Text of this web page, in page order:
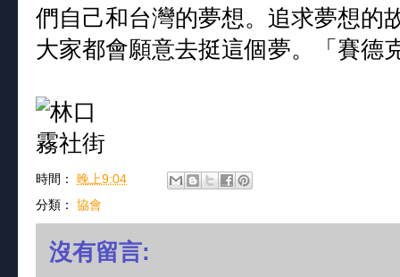
們自己和台灣的夢想。追求夢想的
大家都會願意去挺這個夢。「賽德
時間： 晚上9:04
分類： 協會
沒有留言: